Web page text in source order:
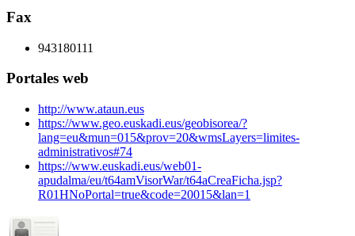
Fax
943180111
Portales web
http://www.ataun.eus
https://www.geo.euskadi.eus/geobisorea/?
lang=eu&mun=015&prov=20&wmsLayers=limites-
administrativos#74
https://www.euskadi.eus/web01-
apudalma/eu/t64amVisorWar/t64aCreaFicha.jsp?
R01HNoPortal=true&code=20015&lan=1